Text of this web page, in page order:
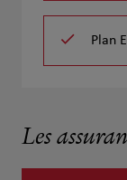
Plan
Les